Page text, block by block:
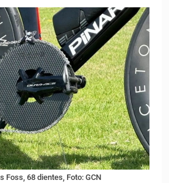
Foss, 68 dientes, Foto: GCN